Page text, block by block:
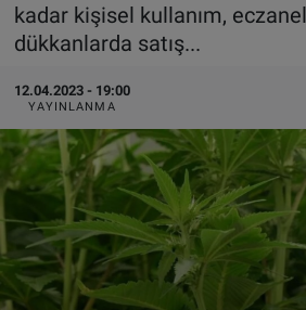
kadar kişisel kullanım,
dükkanlarda satış...
12.04.2023 - 19:00
YAYINLANMA
AVUSTURYA
DÜNYA
FOTO GALERİ
VIDEO GALERİ
ALGEMENE VOORWAARDEN
Tüm Manşetler